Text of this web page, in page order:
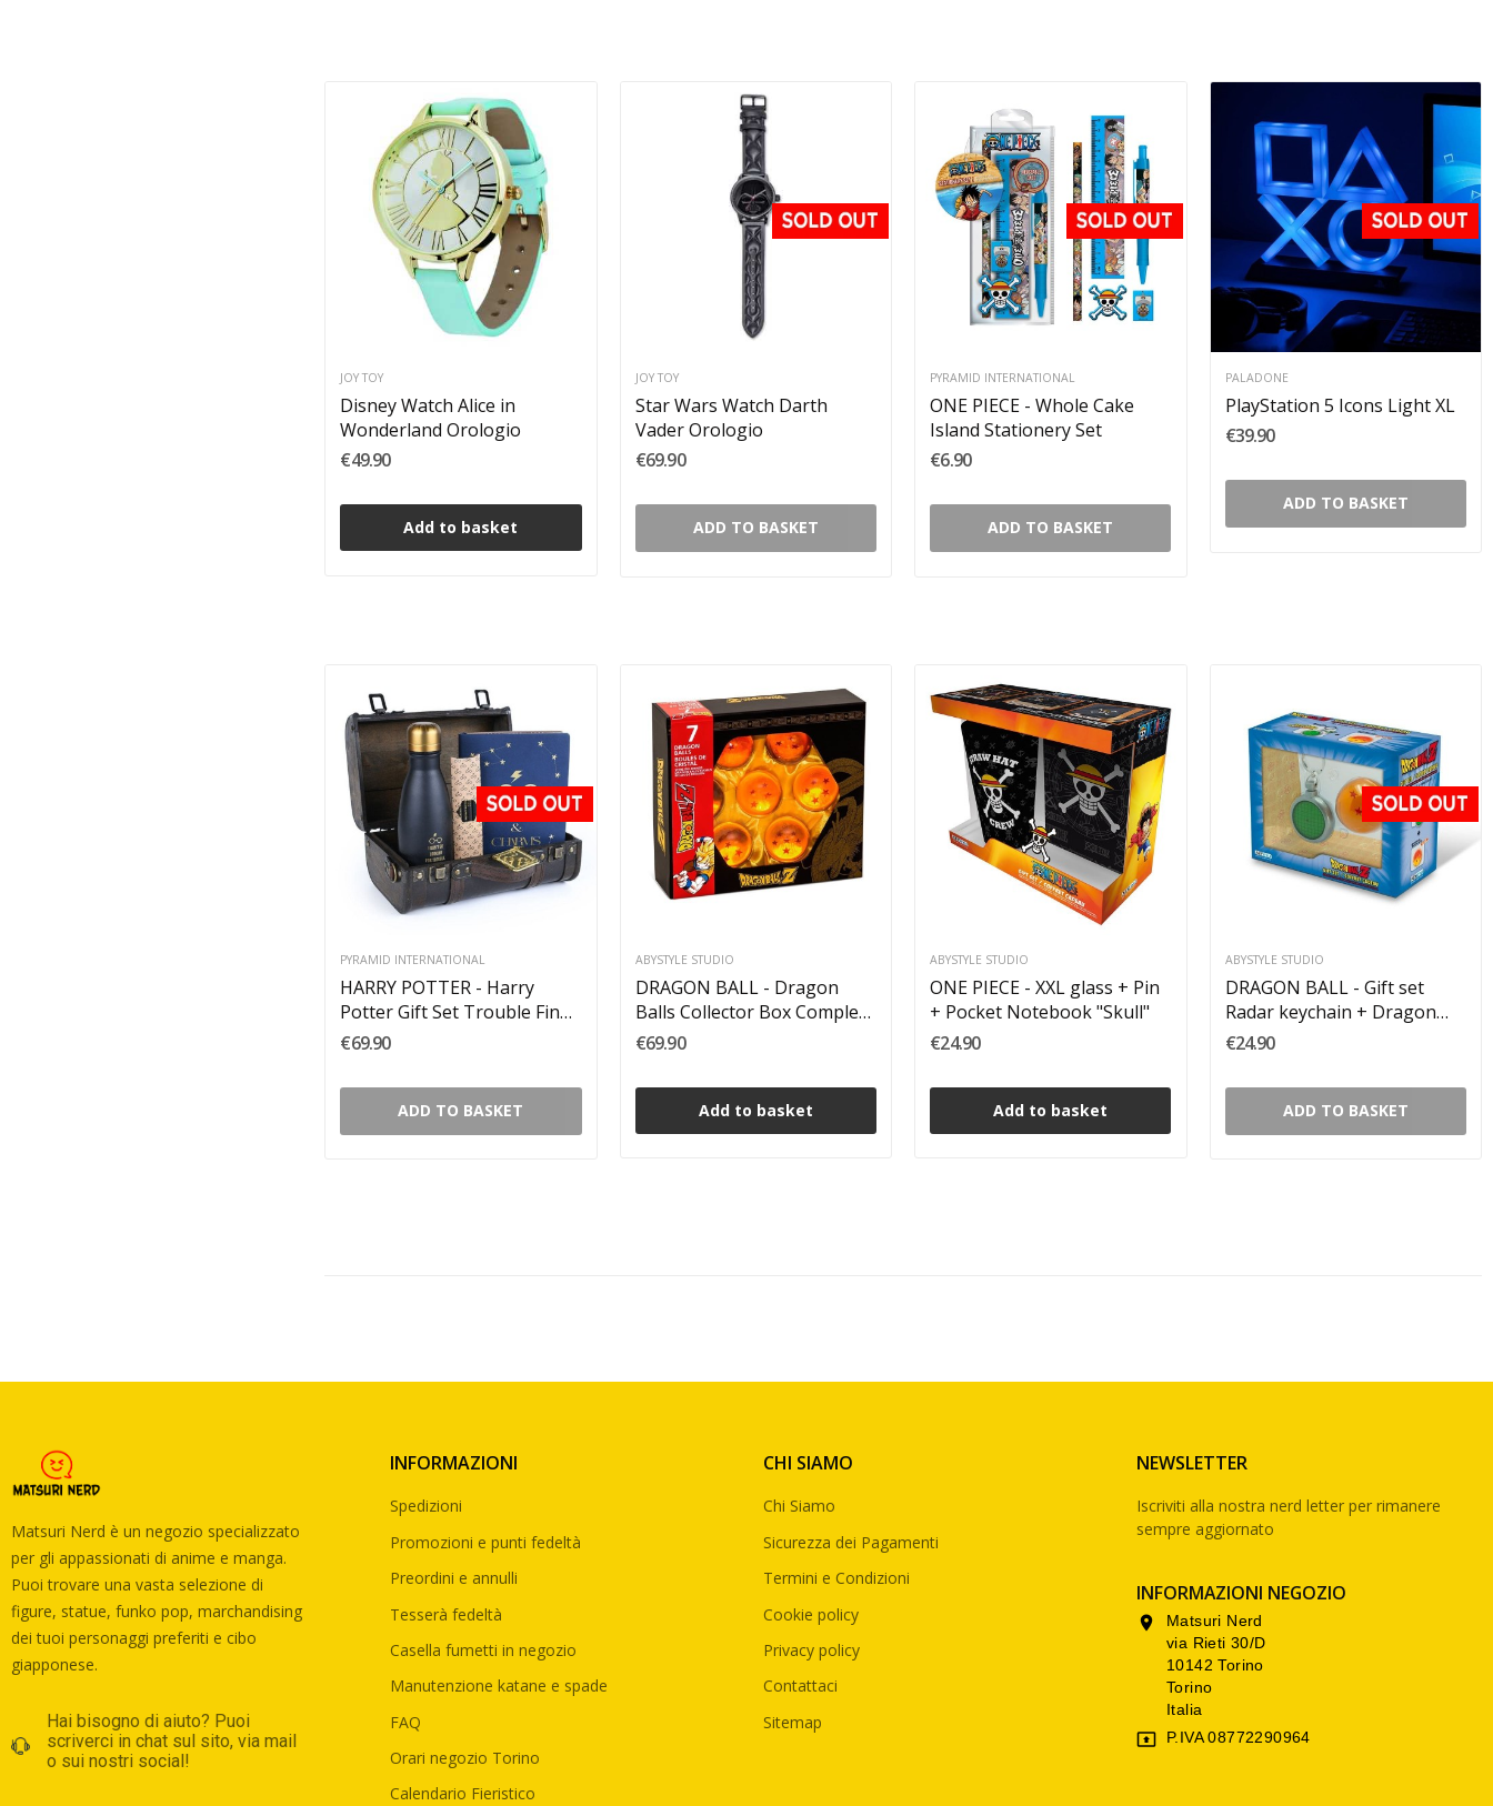
JOY TOY
Disney Watch Alice in
Wonderland Orologio
€49.90
Add to basket
JOY TOY
Star Wars Watch Darth
Vader Orologio
€69.90
ADD TO BASKET
PYRAMID INTERNATIONAL
ONE PIECE - Whole Cake
Island Stationery Set
€6.90
ADD TO BASKET
PALADONE
PlayStation 5 Icons Light XL
€39.90
ADD TO BASKET
PYRAMID INTERNATIONAL
HARRY POTTER - Harry
Potter Gift Set Trouble Finds
Me
€69.90
ADD TO BASKET
ABYSTYLE STUDIO
DRAGON BALL - Dragon
Balls Collector Box Complete
Set 5,5 cm
€69.90
Add to basket
ABYSTYLE STUDIO
ONE PIECE - XXL glass + Pin
+ Pocket Notebook "Skull"
€24.90
Add to basket
ABYSTYLE STUDIO
DRAGON BALL - Gift set
Radar keychain + Dragon
Ball 56 mm
€24.90
ADD TO BASKET
Matsuri Nerd è un negozio specializzato
per gli appassionati di anime e manga.
Puoi trovare una vasta selezione di
figure, statue, funko pop, marchandising
dei tuoi personaggi preferiti e cibo
giapponese.
Hai bisogno di aiuto? Puoi
scriverci in chat sul sito, via mail
o sui nostri social!
INFORMAZIONI
Spedizioni
Promozioni e punti fedeltà
Preordini e annulli
Tesserà fedeltà
Casella fumetti in negozio
Manutenzione katane e spade
FAQ
Orari negozio Torino
Calendario Fieristico
CHI SIAMO
Chi Siamo
Sicurezza dei Pagamenti
Termini e Condizioni
Cookie policy
Privacy policy
Contattaci
Sitemap
NEWSLETTER
Iscriviti alla nostra nerd letter per rimanere
sempre aggiornato
INFORMAZIONI NEGOZIO

Matsuri Nerd
via Rieti 30/D
10142 Torino
Torino
Italia
 P.IVA 08772290964